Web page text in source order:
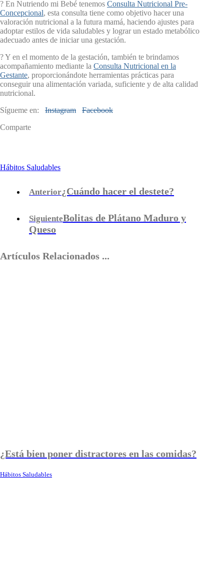
? En Nutriendo mi Bebé tenemos Consulta Nutricional Pre-
Concepcional, esta consulta tiene como objetivo hacer una
valoración nutricional a la futura mamá, haciendo ajustes para
adoptar estilos de vida saludables y lograr un estado metabólico
adecuado antes de iniciar una gestación.
? Y en el momento de la gestación, también te brindamos
acompañamiento mediante la Consulta Nutricional en la
Gestante, proporcionándote herramientas prácticas para
conseguir una alimentación variada, suficiente y de alta calidad
nutricional.
Sígueme en:
Instagram Facebook
Comparte
Hábitos Saludables
Anterior¿Cuándo hacer el destete?
SiguienteBolitas de Plátano Maduro y
Queso
Artículos Relacionados ...
¿Está bien poner distractores en las comidas?
Hábitos Saludables